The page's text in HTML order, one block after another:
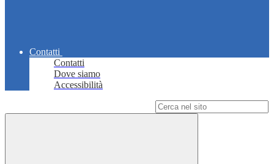
Contatti
Contatti
Dove siamo
Accessibilità